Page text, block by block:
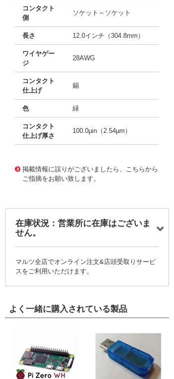
コンタクト
側
ソケット～ソケット
長さ 12.0インチ（304.8mm）
ワイヤゲー
ジ
28AWG
コンタクト
仕上げ
錫
色 緑
コンタクト
仕上げ厚さ
100.0µin（2.54µm）
掲載情報に誤りがございましたら、こちらから
ご指摘をお願い致します。
在庫状況：営業所に在庫はございま
せん。
マルツ全店でオンライン注文&店頭受取りサービ
スをご利用いただけます。
よく一緒に購入されている製品